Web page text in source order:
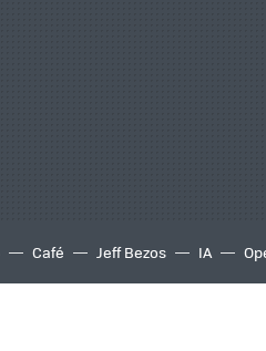
Café Jeff Bezos IA